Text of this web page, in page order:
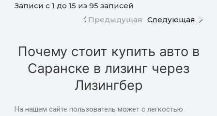
Записи с 1 до 15 из 95 записей
Предыдущая
Следующая
Почему стоит купить авто в
Саранске в лизинг через
Лизингбер
На нашем сайте пользователь может с легкостью